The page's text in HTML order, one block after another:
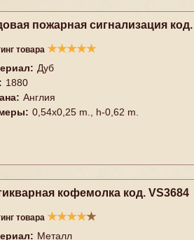
пожарная сигнализация код.
товара ★★★★★
Дуб
1880
Англия
0,54x0,25 m., h-0,62 m.
кофемолка код. VS3684
товара ★★★★★
Металл